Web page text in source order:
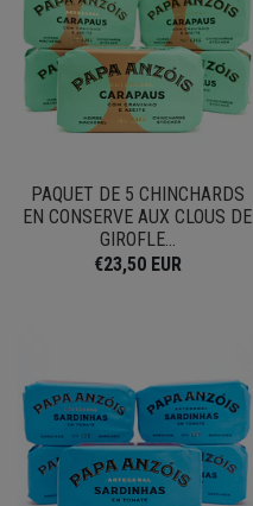
PAQUET DE 5 CHINCHARDS
EN CONSERVE AUX CLOUS DE
GIROFLE...
€23,50 EUR